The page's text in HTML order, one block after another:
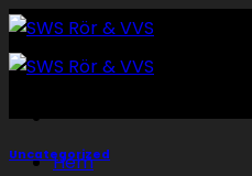
Skip
to
content
Hem
Uncategorized